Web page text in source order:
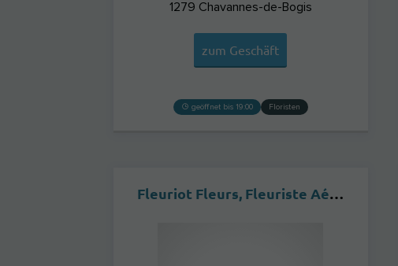
1279 Chavannes-de-Bogis
zum Geschäft
geöffnet bis 19:00 Floristen
Fleuriot Fleurs, Fleuriste Aéroport International de Genève